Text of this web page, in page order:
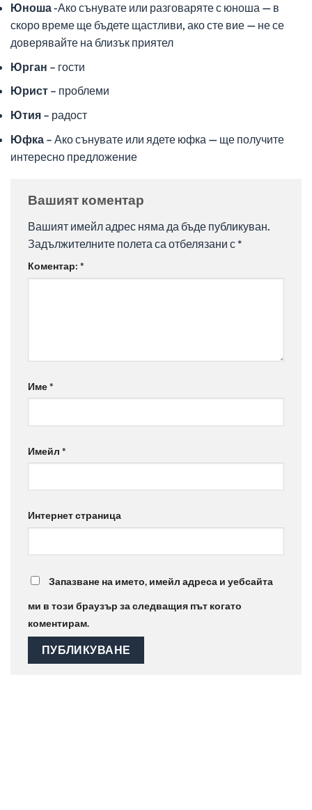
Юноша-Ако сънувате или разговаряте с юноша — в
скоро време ще бъдете щастливи, ако сте вие — не се
доверявайте на близък приятел
Юрган – гости
Юрист – проблеми
Ютия – радост
Юфка – Ако сънувате или ядете юфка — ще получите
интересно предложение
Вашият коментар
Вашият имейл адрес няма да бъде публикуван.
Задължителните полета са отбелязани с*
Коментар: *
Име*
Имейл *
Интернет страница
Запазване на името, имейл адреса и уебсайта
ми в този браузър за следващия път когато
коментирам.